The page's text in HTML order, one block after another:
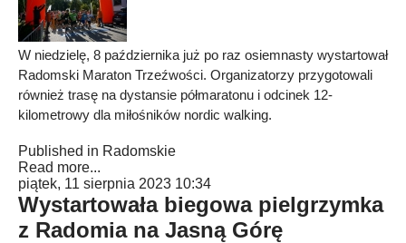
W niedzielę, 8 października już po raz osiemnasty wystartował
Radomski Maraton Trzeźwości. Organizatorzy przygotowali
również trasę na dystansie półmaratonu i odcinek 12-
kilometrowy dla miłośników nordic walking.
Published in Radomskie
Read more...
piątek, 11 sierpnia 2023 10:34
Wystartowała biegowa pielgrzymka
z Radomia na Jasną Górę